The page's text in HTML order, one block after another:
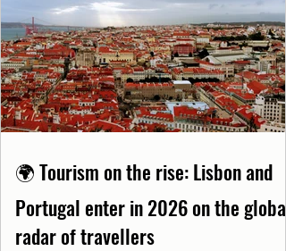
🌍 Tourism on the rise: Lisbon and
Portugal enter in 2026 on the global
radar of travellers